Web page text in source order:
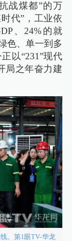
战煤都”的万
代”，工业依
、24%的就
色、单一到多
以“231”现代
局之年奋力建
。第1眼TV-华龙